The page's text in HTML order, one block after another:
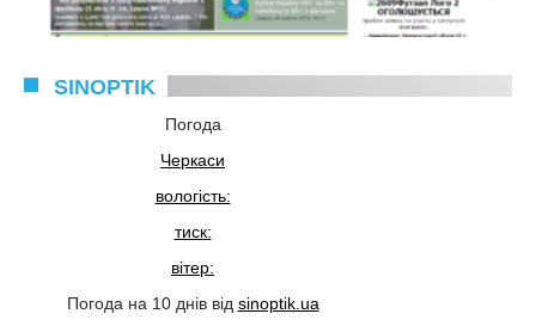
SINOPTIK
Погода
Черкаси
вологість:
тиск:
вітер:
Погода на 10 днів від sinoptik.ua